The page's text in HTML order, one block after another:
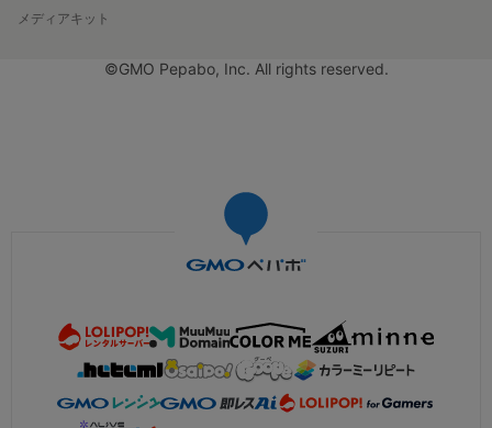
メディアキット
©GMO Pepabo, Inc. All rights reserved.